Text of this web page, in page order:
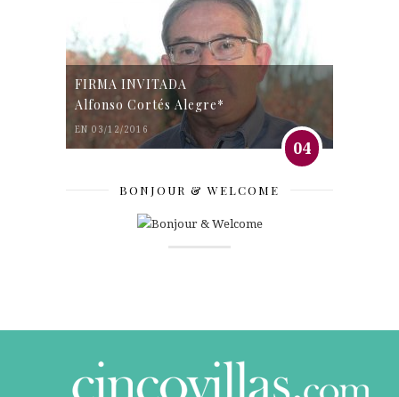
FIRMA INVITADA
Alfonso Cortés Alegre*
EN 03/12/2016
04
BONJOUR & WELCOME